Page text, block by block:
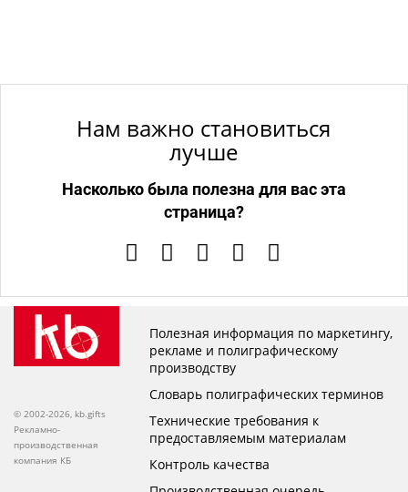
Нам важно становиться
лучше
Насколько была полезна для вас эта
страница?
© 2002-2026, kb.gifts
Рекламно-
производственная
компания КБ
Полезная информация по маркетингу,
рекламе и полиграфическому
производству
Словарь полиграфических терминов
Технические требования к
предоставляемым материалам
Контроль качества